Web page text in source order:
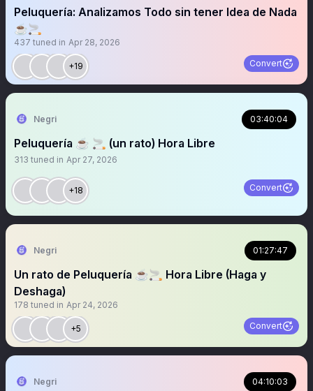
Peluquería: Analizamos Todo sin tener Idea de Nada
☕️🚬
437 tuned in Apr 28, 2026
+19 Convert
Negri 03:40:04
Peluquería ☕️ 🚬 (un rato) Hora Libre
313 tuned in Apr 27, 2026
+18 Convert
Negri 01:27:47
Un rato de Peluquería ☕️🚬 Hora Libre (Haga y
Deshaga)
178 tuned in Apr 24, 2026
+5 Convert
Negri 04:10:03